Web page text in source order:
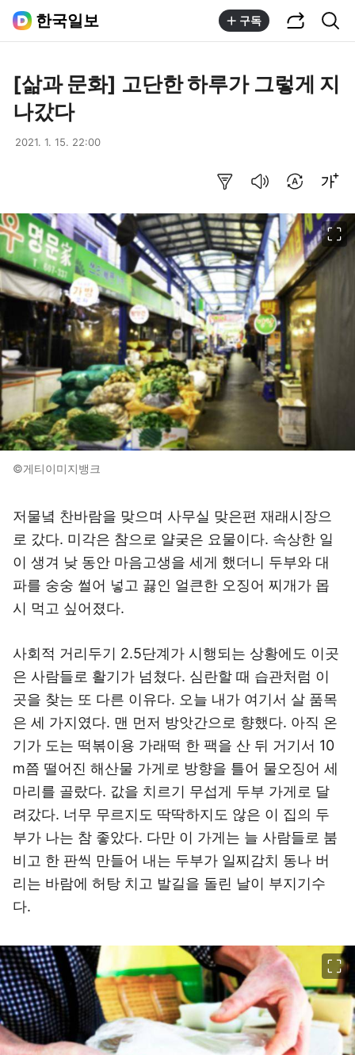
한국일보 구독
[삶과 문화] 고단한 하루가 그렇게 지
나갔다
2021. 1. 15. 22:00
©게티이미지뱅크
저물녘 찬바람을 맞으며 사무실 맞은편 재래시장으
로 갔다. 미각은 참으로 얄궂은 요물이다. 속상한 일
이 생겨 낮 동안 마음고생을 세게 했더니 두부와 대
파를 숭숭 썰어 넣고 끓인 얼큰한 오징어 찌개가 몹
시 먹고 싶어졌다.
사회적 거리두기 2.5단계가 시행되는 상황에도 이곳
은 사람들로 활기가 넘쳤다. 심란할 때 습관처럼 이
곳을 찾는 또 다른 이유다. 오늘 내가 여기서 살 품목
은 세 가지였다. 맨 먼저 방앗간으로 향했다. 아직 온
기가 도는 떡볶이용 가래떡 한 팩을 산 뒤 거기서 10
m쯤 떨어진 해산물 가게로 방향을 틀어 물오징어 세
마리를 골랐다. 값을 치르기 무섭게 두부 가게로 달
려갔다. 너무 무르지도 딱딱하지도 않은 이 집의 두
부가 나는 참 좋았다. 다만 이 가게는 늘 사람들로 붐
비고 한 판씩 만들어 내는 두부가 일찌감치 동나 버
리는 바람에 허탕 치고 발길을 돌린 날이 부지기수
다.